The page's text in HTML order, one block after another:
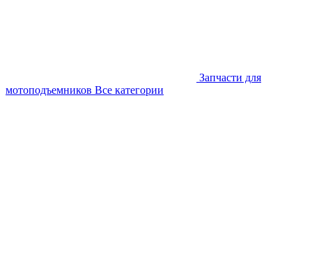
Запчасти для
мотоподъемников Все категории